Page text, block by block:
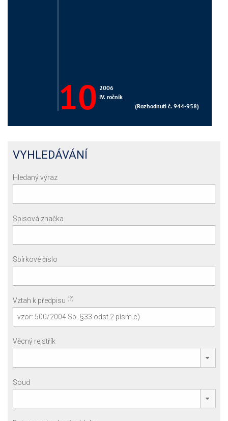
VYHLEDÁVÁNÍ
Hledaný výraz
Spisová značka
Sbírkové číslo
Vztah k předpisu (?)
Věcný rejstřík
Soud